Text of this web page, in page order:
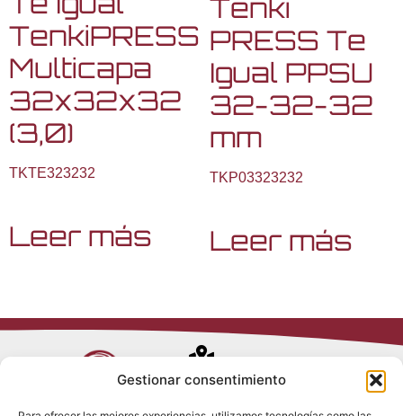
Gestionar consentimiento
TenkiPRESS
Multicapa
32x32x32
(3,0)
TKTE323232
Leer más
Tenki
PRESS Te
Igual PPSU
32-32-32
mm
TKP03323232
Leer más
Avenida de